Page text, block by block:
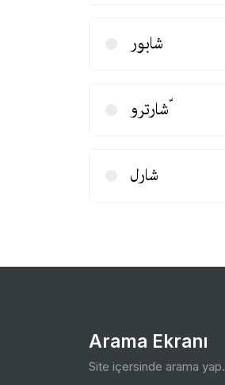
شابور
ّشارترو
شارل
Arama Ekranı
Site içersinde arama yap.